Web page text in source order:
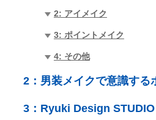
2: アイメイク
3: ポイントメイク
4: その他
2： 男装メイクで意識する
3： Ryuki Design STUDIO